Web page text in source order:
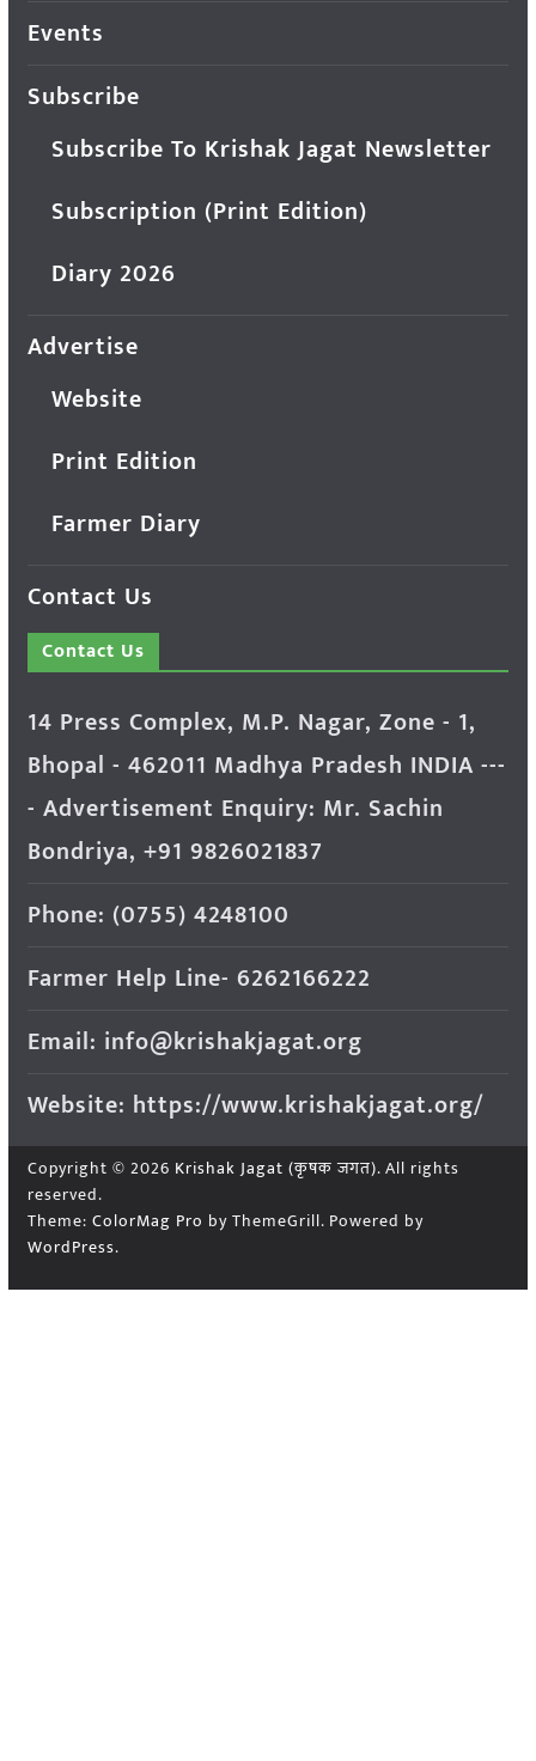
Events
Subscribe
Subscribe To Krishak Jagat Newsletter
Subscription (Print Edition)
Diary 2026
Advertise
Website
Print Edition
Farmer Diary
Contact Us
Contact Us
14 Press Complex, M.P. Nagar, Zone - 1,
Bhopal - 462011 Madhya Pradesh INDIA ---
- Advertisement Enquiry: Mr. Sachin
Bondriya, +91 9826021837
Phone: (0755) 4248100
Farmer Help Line- 6262166222
Email: info@krishakjagat.org
Website: https://www.krishakjagat.org/
Copyright © 2026 Krishak Jagat (कृषक जगत). All rights
reserved.
Theme: ColorMag Pro by ThemeGrill. Powered by
WordPress.